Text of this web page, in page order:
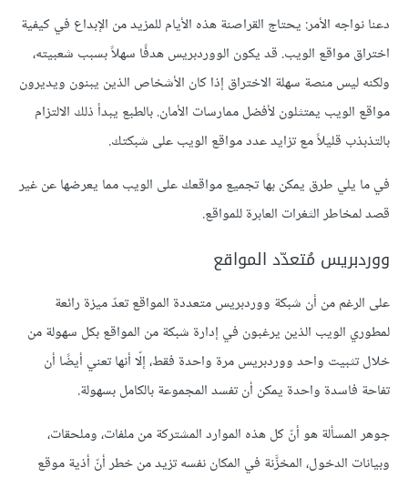
دعنا نواجه الأمر: يحتاج القراصنة هذه الأيام للمزيد من الإبداع في كيفية
اختراق مواقع الويب. قد يكون الووردبريس هدفًا سهلاً بسبب شعبيته،
ولكنه ليس منصة سهلة الاختراق إذا كان الأشخاص الذين يبنون ويديرون
مواقع الويب يمتثلون لأفضل ممارسات الأمان. بالطبع يبدأ ذلك الالتزام
بالتذبذب قليلاً مع تزايد عدد مواقع الويب على شبكتك.
في ما يلي طرق يمكن بها تجميع مواقعك على الويب مما يعرضها عن غير
قصد لمخاطر الثغرات العابرة للمواقع.
ووردبريس مُتعدّد المواقع
على الرغم من أن شبكة ووردبريس متعددة المواقع تعدّ ميزة رائعة
لمطوري الويب الذين يرغبون في إدارة شبكة من المواقع بكل سهولة من
خلال تثبيت واحد ووردبريس مرة واحدة فقط، إلّا أنها تعني أيضًا أن
تفاحة فاسدة واحدة يمكن أن تفسد المجموعة بالكامل بسهولة.
جوهر المسألة هو أنّ كل هذه الموارد المشتركة من ملفات، وملحقات،
وبيانات الدخول، المخزَّنة في المكان نفسه تزيد من خطر أنّ أذية موقع